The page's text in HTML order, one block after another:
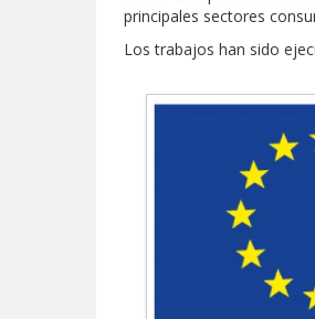
principales sectores
Los trabajos han sido